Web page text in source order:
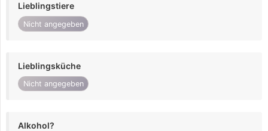
Lieblingstiere
Nicht angegeben
Lieblingsküche
Nicht angegeben
Alkohol?